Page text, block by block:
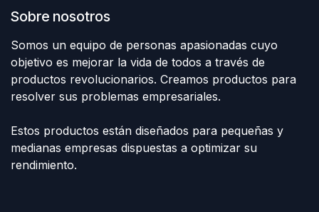
Sobre nosotros
Somos un equipo de personas apasionadas cuyo
objetivo es mejorar la vida de todos a través de
productos revolucionarios. Creamos productos para
resolver sus problemas empresariales.
Estos productos están diseñados para pequeñas y
medianas empresas dispuestas a optimizar su
rendimiento.